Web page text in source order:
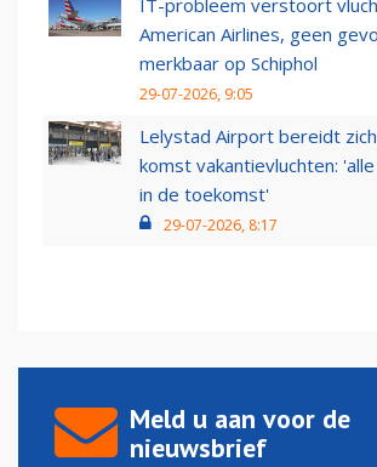
IT-probleem verstoort
American Airlines, geen
merkbaar op Schiphol
29-07-2026, 9:05
Lelystad Airport bereidt
komst vakantievluchten:
in de toekomst'
29-07-2026, 8:17
Meld u aan voor de
nieuwsbrief